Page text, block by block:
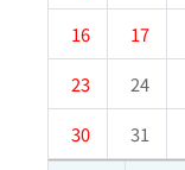
16
17
23
24
30
31